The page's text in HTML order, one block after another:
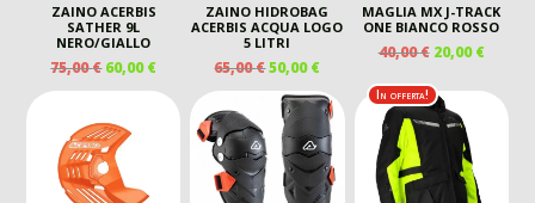
ZAINO ACERBIS
SATHER 9L
NERO/GIALLO
75,00€ IL
PREZZO
ORIGINALE
ERA:
75,00 €.
60,00€IL
ATTUALE
60,00 €.
ZAINO HIDROBAG
ACERBIS ACQUA LOGO
5 LITRI
65,00€IL
PREZZO
ORIGINALE
ERA:
65,00 €.
50,00€IL
PREZZO
ATTUALE
È:
50,00 €.
MAGLIA MX J-TRACK
ONE BIANCO ROSSO
40,00€ IL
ORIGINALE
ERA:
40,00 €.
20,00€IL
In offerta!